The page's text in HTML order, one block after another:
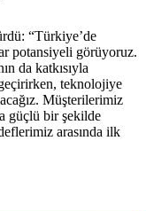
“Türkiye’de
potansiyeli görüyoruz.
da katkısıyla
teknolojiye
Müşterilerimiz
güçlü bir şekilde
arasında ilk